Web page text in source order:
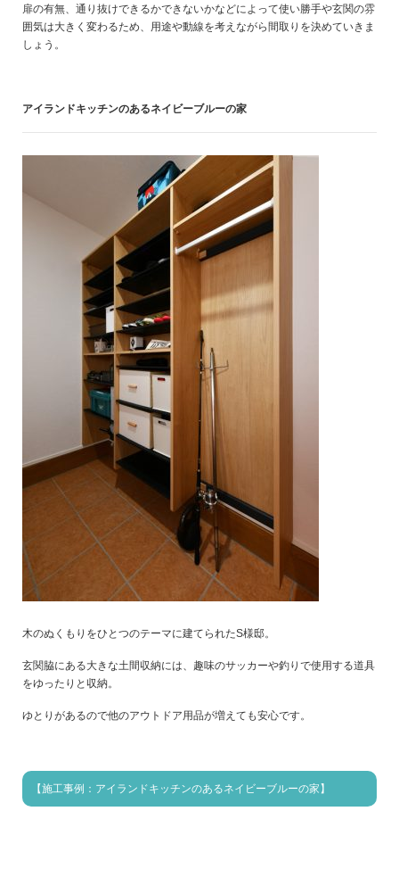
扉の有無、通り抜けできるかできないかなどによって使い勝手や玄関の雰
囲気は大きく変わるため、用途や動線を考えながら間取りを決めていきま
しょう。
アイランドキッチンのあるネイビーブルーの家
木のぬくもりをひとつのテーマに建てられたS様邸。
玄関脇にある大きな土間収納には、趣味のサッカーや釣りで使用する道具
をゆったりと収納。
ゆとりがあるので他のアウトドア用品が増えても安心です。
【施工事例：アイランドキッチンのあるネイビーブルーの家】